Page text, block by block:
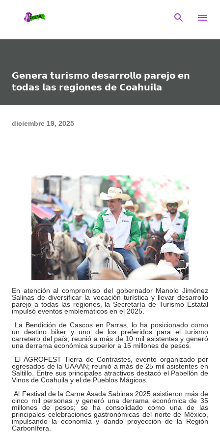
𝗚𝗲𝗻𝗲𝗿𝗮 𝘁𝘂𝗿𝗶𝘀𝗺𝗼 𝗱𝗲𝘀𝗮𝗿𝗿𝗼𝗹𝗹𝗼 𝗽𝗮𝗿𝗲𝗷𝗼 𝗲𝗻
𝘁𝗼𝗱𝗮𝘀 𝗹𝗮𝘀 𝗿𝗲𝗴𝗶𝗼𝗻𝗲𝘀 𝗱𝗲 𝗖𝗼𝗮𝗵𝘂𝗶𝗹𝗮
diciembre 19, 2025
En atención al compromiso del gobernador Manolo Jiménez
Salinas de diversificar la vocación turística y llevar desarrollo
parejo a todas las regiones, la Secretaría de Turismo Estatal
impulsó eventos emblemáticos en el 2025.
La Bendición de Cascos en Parras, lo ha posicionado como
un destino biker y uno de los preferidos para el turismo
carretero del país; reunió a más de 10 mil asistentes y generó
una derrama económica superior a 15 millones de pesos.
El AGROFEST Tierra de Contrastes, evento organizado por
egresados de la UAAAN; reunió a más de 25 mil asistentes en
Saltillo. Entre sus principales atractivos destacó el Pabellón de
Vinos de Coahuila y el de Pueblos Mágicos.
Al Festival de la Carne Asada Sabinas 2025 asistieron más de
cinco mil personas y generó una derrama económica de 35
millones de pesos; se ha consolidado como una de las
principales celebraciones gastronómicas del norte de México,
impulsando la economía y dando proyección de la Región
Carbonífera.